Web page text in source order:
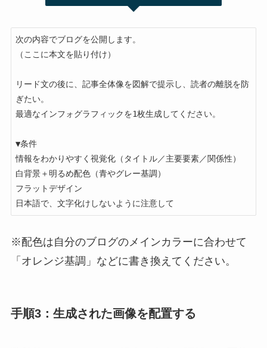
次の内容でブログを公開します。
（ここに本文を貼り付け）
リード文の後に、記事全体像を図解で提示し、読者の離脱を防
ぎたい。
最適なインフォグラフィックを1枚生成してください。
▼条件
情報をわかりやすく視覚化（タイトル／主要要素／関係性）
白背景＋明るめ配色（青やグレー基調）
フラットデザイン
日本語で、文字化けしないように注意して
※配色は自分のブログのメインカラーに合わせて
「オレンジ基調」などに書き換えてください。
手順3：生成された画像を配置する